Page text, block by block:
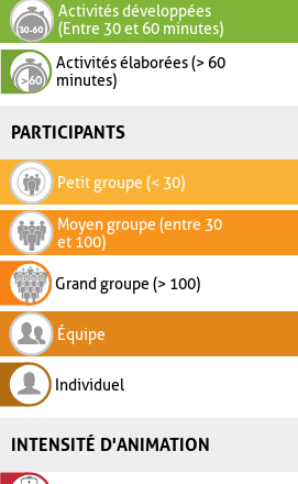
Activités développées
(Entre 30 et 60 minutes)
Activités élaborées (> 60
minutes)
PARTICIPANTS
Petit groupe (< 30)
Moyen groupe (entre 30
et 100)
Grand groupe (> 100)
Équipe
Individuel
INTENSITÉ D'ANIMATION